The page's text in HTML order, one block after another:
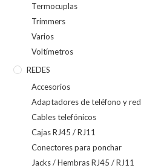
Termocuplas
Trimmers
Varios
Voltímetros
REDES
Accesorios
Adaptadores de teléfono y red
Cables telefónicos
Cajas RJ45 / RJ11
Conectores para ponchar
Jacks / Hembras RJ45 / RJ11